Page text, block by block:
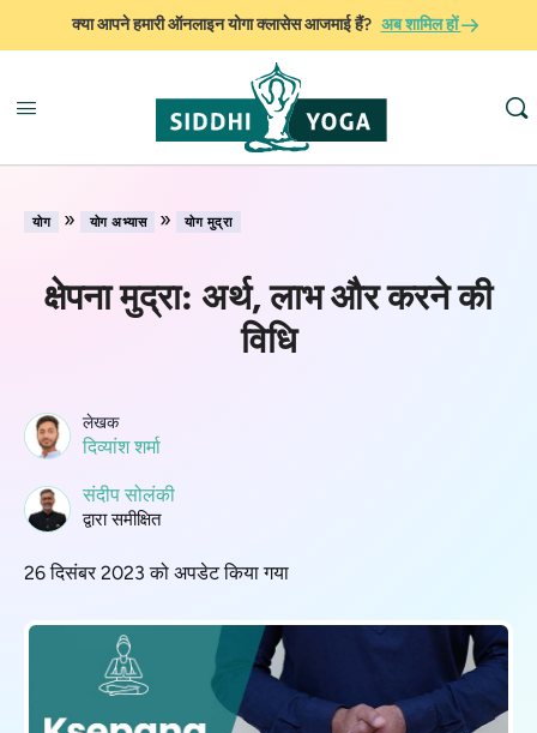
क्या आपने हमारी ऑनलाइन योगा क्लासेस आजमाई हैं? अब शामिल हों
योग » योग अभ्यास » योग मुद्रा
क्षेपना मुद्रा: अर्थ, लाभ और करने की
विधि
लेखक
दिव्यांश शर्मा
संदीप सोलंकी
द्वारा समीक्षित
26 दिसंबर 2023 को अपडेट किया गया